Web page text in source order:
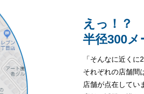
えっ！？
半径300メ
「そんなに近く
それぞれの店舗間
店舗が点在してい